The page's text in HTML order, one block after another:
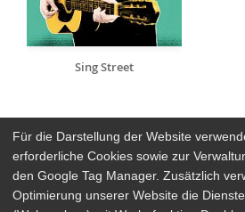
Sing Street
Arthaus Stores
Für die Darstellung der Website
erforderliche Cookies sowie zur
den Google Tag Manager. Zusätzlich
Optimierung unserer Website die